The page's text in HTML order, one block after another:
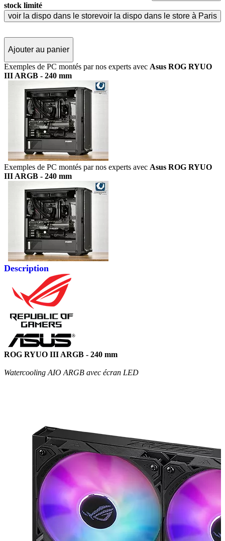
stock limité
voir la dispo dans le storevoir la dispo dans le store à Paris
Ajouter au panier
Exemples de PC montés par nos experts avec Asus ROG RYUO
III ARGB - 240 mm
Exemples de PC montés par nos experts avec Asus ROG RYUO
III ARGB - 240 mm
Description
ROG RYUO III ARGB - 240 mm
Watercooling AIO ARGB avec écran LED